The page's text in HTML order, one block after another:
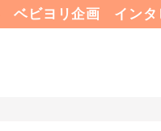
ベビヨリ企画 インタ